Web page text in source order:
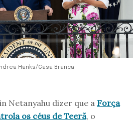
Hanks/Casa Branca
Netanyahu dizer que a Força
os céus de Teerã, o